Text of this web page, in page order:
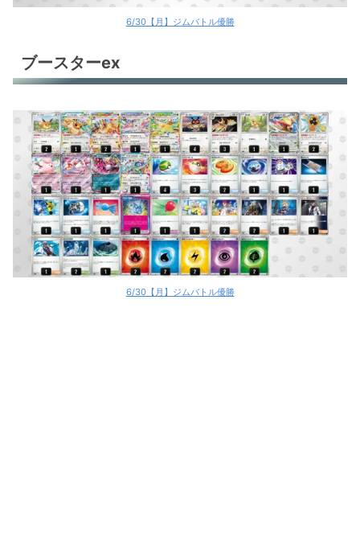
6/30【月】ジムバトル優勝
ブースターex
6/30【月】ジムバトル優勝